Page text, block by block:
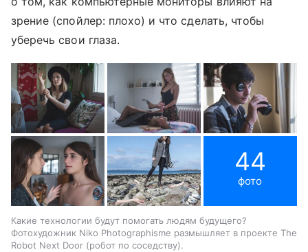
зрение (спойлер: плохо) и что сделать, чтобы
уберечь свои глаза.
44
фото
Какие технологии будут помогать людям будущего?
Фотохудожник Niko Photographisme размышляет в проекте The
Robot Next Door (робот по соседству).